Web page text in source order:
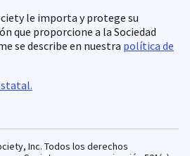
le importa y protege su
que proporcione a la Sociedad
se describe en nuestra política de
Inc. Todos los derechos